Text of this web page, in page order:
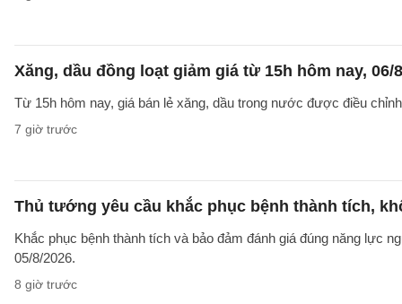
Xăng, dầu đồng loạt giảm giá từ 15h hôm nay, 06/
Từ 15h hôm nay, giá bán lẻ xăng, dầu trong nước được điều
7 giờ trước
Thủ tướng yêu cầu khắc phục bệnh thành tích,
Khắc phục bệnh thành tích và bảo đảm đánh giá đúng năng lực
05/8/2026.
8 giờ trước